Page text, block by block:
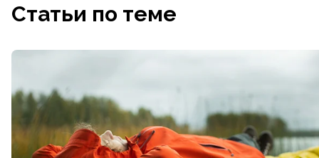
Статьи по теме